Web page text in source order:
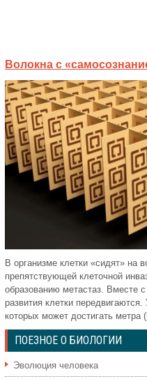
Волокна с
В организме клетки «сидят» на
препятствующей клеточной
образованию метастаз. Вместе
развития клетки
которых может достигать метра
ПОЕЗНОЕ О БИОЛОГИИ
Эволюция человека